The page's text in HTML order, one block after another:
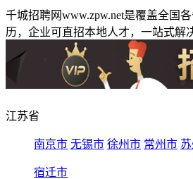
千城招聘网www.zpw.net是覆盖全国
历，企业可直招本地人才，一站式解
江苏省
南京市 无锡市 徐州市 常州市
宿迁市